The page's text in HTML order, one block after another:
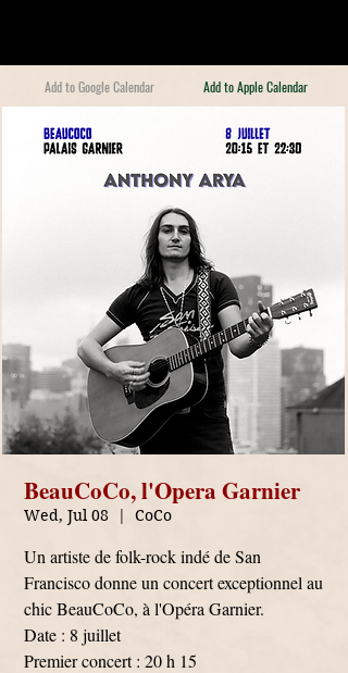
Add to Google Calendar Add to Apple Calendar
BeauCoCo, l'Opera Garnier
Wed, Jul 08
  |
CoCo
Un artiste de folk-rock indé de San
Francisco donne un concert exceptionnel au
chic BeauCoCo, à l'Opéra Garnier.
Date : 8 juillet
Premier concert : 20 h 15